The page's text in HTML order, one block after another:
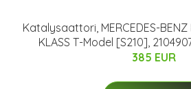
Katalysaattori, MERCEDES-BENZ
KLASS T-Model [S210],
385 EUR